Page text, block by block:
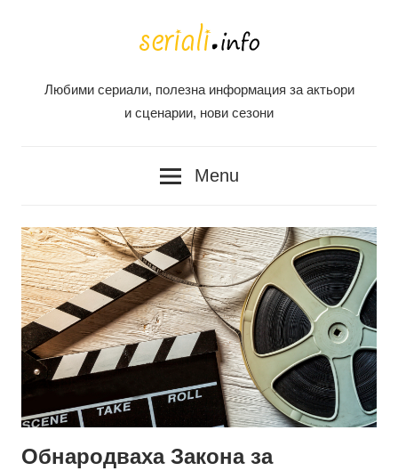
Seriali
Любими сериали, полезна информация за актьори
и сценарии, нови сезони
Menu
Обнародваха Закона за